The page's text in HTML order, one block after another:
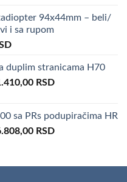
RSD.82.000,00 RSD.
94x44mm – beli/
i sa rupom
Current
is:
50,00 RSD.
duplim stranicama H70
RSD.
RSDCurrent
151.410,00 RSD.
sa PRs podupiračima HR
RSD.
RSDCurrent
106.808,00 RSD.